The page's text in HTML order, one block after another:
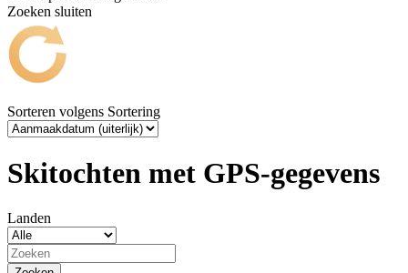
Zoeken sluiten
Sorteren volgens Sortering
Skitochten met GPS-gegevens
Landen